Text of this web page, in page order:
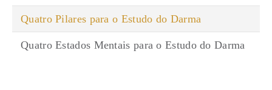
Quatro Pilares para o Estudo do Darma
Quatro Estados Mentais para o Estudo do Darma